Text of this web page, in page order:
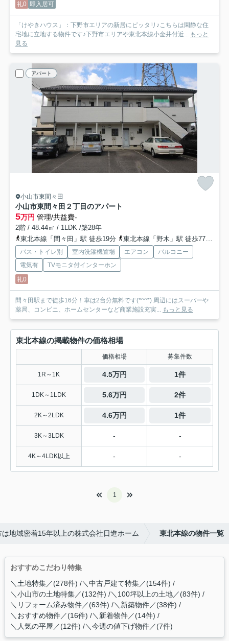
礼0 即入居可
「けやきハウス」：下野市エリアの新居にピッタリ♪こちらは閑静な住
宅地に立地する物件です♪下野市エリアや東北本線小金井付近... もっと
見る
アパート
小山市東間々田
小山市東間々田２丁目のアパート
5万円 管理/共益費-
2階 / 48.44㎡ / 1LDK /築28年
東北本線「間々田」駅 徒歩19分
東北本線「野木」駅 徒歩77分
バス・トイレ別 室内洗濯機置場 エアコン
バルコニー
電気有
TVモニタ付インターホン
礼0
間々田駅まで徒歩16分！車は2台分無料です(*^^*) 周辺にはスーパーや
薬局、コンビニ、ホームセンターなど商業施設充実... もっと見る
東北本線の掲載物件の価格相場
価格相場 募集件数
1R～1K 4.5万円 1件
1DK～1LDK 5.6万円 2件
2K～2LDK 4.6万円 1件
3K～3LDK - -
4K～4LDK以上 - -
1
地域密着15年以上の株式会社日進ホーム 東北本線の物件一覧
おすすめこだわり特集
＼土地特集／(278件) ＼中古戸建て特集／(154件)
＼小山市の土地特集／(132件) ＼100坪以上の土地／(83件)
＼リフォーム済み物件／(63件) ＼新築物件／(38件)
＼おすすめ物件／(16件) ＼新着物件／(14件)
＼人気の平屋／(12件) ＼今週の値下げ物件／(7件)